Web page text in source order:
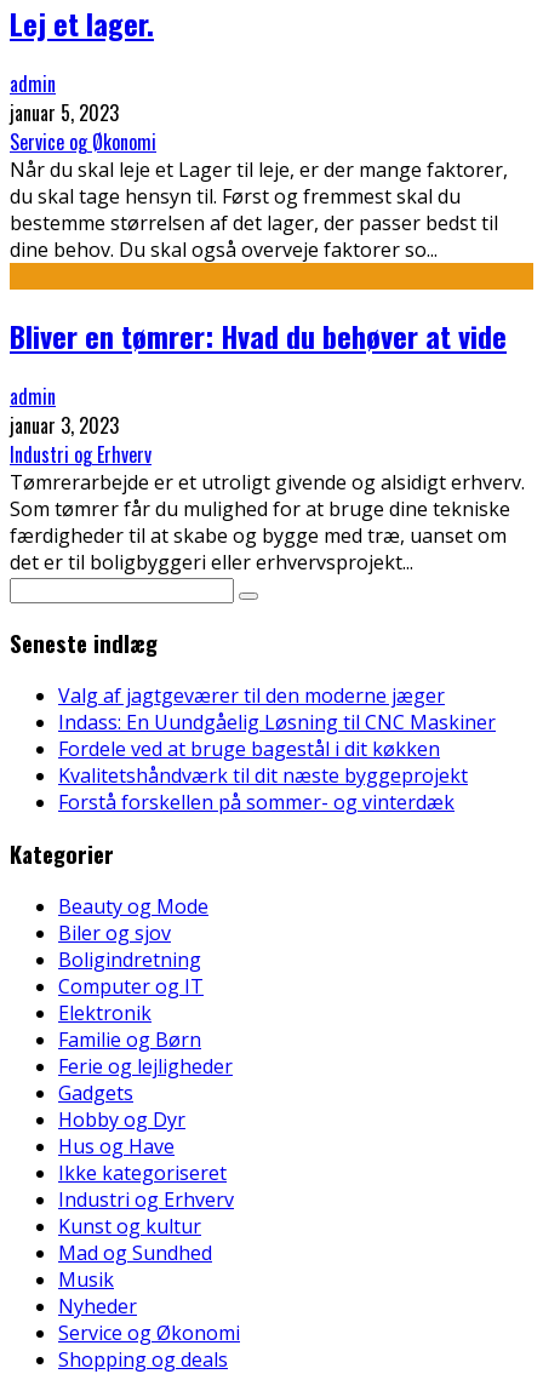
Lej et lager.
admin
januar 5, 2023
Service og Økonomi
Når du skal leje et Lager til leje, er der mange faktorer,
du skal tage hensyn til. Først og fremmest skal du
bestemme størrelsen af det lager, der passer bedst til
dine behov. Du skal også overveje faktorer so...
Bliver en tømrer: Hvad du behøver at vide
admin
januar 3, 2023
Industri og Erhverv
Tømrerarbejde er et utroligt givende og alsidigt erhverv.
Som tømrer får du mulighed for at bruge dine tekniske
færdigheder til at skabe og bygge med træ, uanset om
det er til boligbyggeri eller erhvervsprojekt...
Seneste indlæg
Valg af jagtgeværer til den moderne jæger
Indass: En Uundgåelig Løsning til CNC Maskiner
Fordele ved at bruge bagestål i dit køkken
Kvalitetshåndværk til dit næste byggeprojekt
Forstå forskellen på sommer- og vinterdæk
Kategorier
Beauty og Mode
Biler og sjov
Boligindretning
Computer og IT
Elektronik
Familie og Børn
Ferie og lejligheder
Gadgets
Hobby og Dyr
Hus og Have
Ikke kategoriseret
Industri og Erhverv
Kunst og kultur
Mad og Sundhed
Musik
Nyheder
Service og Økonomi
Shopping og deals